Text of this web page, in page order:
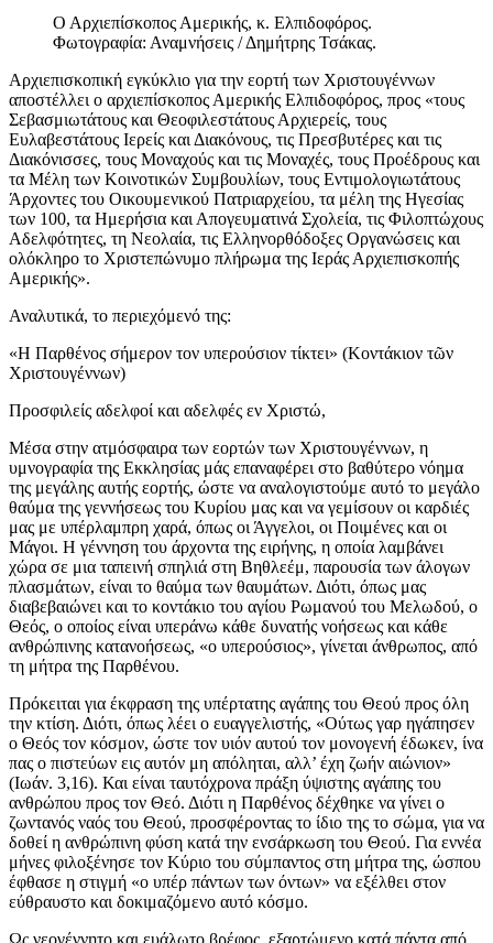
Ο Αρχιεπίσκοπος Αμερικής, κ. Ελπιδοφόρος.
Φωτογραφία: Αναμνήσεις / Δημήτρης Τσάκας.
Αρχιεπισκοπική εγκύκλιο για την εορτή των Χριστουγέννων
αποστέλλει ο αρχιεπίσκοπος Αμερικής Ελπιδοφόρος, προς «τους
Σεβασμιωτάτους και Θεοφιλεστάτους Αρχιερείς, τους
Ευλαβεστάτους Ιερείς και Διακόνους, τις Πρεσβυτέρες και τις
Διακόνισσες, τους Μοναχούς και τις Μοναχές, τους Προέδρους και
τα Μέλη των Κοινοτικών Συμβουλίων, τους Εντιμολογιωτάτους
Άρχοντες του Οικουμενικού Πατριαρχείου, τα μέλη της Ηγεσίας
των 100, τα Ημερήσια και Απογευματινά Σχολεία, τις Φιλοπτώχους
Αδελφότητες, τη Νεολαία, τις Ελληνορθόδοξες Οργανώσεις και
ολόκληρο το Χριστεπώνυμο πλήρωμα της Ιεράς Αρχιεπισκοπής
Αμερικής».
Αναλυτικά, το περιεχόμενό της:
«Η Παρθένος σήμερον τον υπερούσιον τίκτει» (Κοντάκιον τῶν
Χριστουγέννων)
Προσφιλείς αδελφοί και αδελφές εν Χριστώ,
Μέσα στην ατμόσφαιρα των εορτών των Χριστουγέννων, η
υμνογραφία της Εκκλησίας μάς επαναφέρει στο βαθύτερο νόημα
της μεγάλης αυτής εορτής, ώστε να αναλογιστούμε αυτό το μεγάλο
θαύμα της γεννήσεως του Κυρίου μας και να γεμίσουν οι καρδιές
μας με υπέρλαμπρη χαρά, όπως οι Άγγελοι, οι Ποιμένες και οι
Μάγοι. Η γέννηση του άρχοντα της ειρήνης, η οποία λαμβάνει
χώρα σε μια ταπεινή σπηλιά στη Βηθλεέμ, παρουσία των άλογων
πλασμάτων, είναι το θαύμα των θαυμάτων. Διότι, όπως μας
διαβεβαιώνει και το κοντάκιο του αγίου Ρωμανού του Μελωδού, ο
Θεός, ο οποίος είναι υπεράνω κάθε δυνατής νοήσεως και κάθε
ανθρώπινης κατανοήσεως, «ο υπερούσιος», γίνεται άνθρωπος, από
τη μήτρα της Παρθένου.
Πρόκειται για έκφραση της υπέρτατης αγάπης του Θεού προς όλη
την κτίση. Διότι, όπως λέει ο ευαγγελιστής, «Ούτως γαρ ηγάπησεν
ο Θεός τον κόσμον, ώστε τον υιόν αυτού τον μονογενή έδωκεν, ίνα
πας ο πιστεύων εις αυτόν μη απόληται, αλλ’ έχη ζωήν αιώνιον»
(Ιωάν. 3,16). Και είναι ταυτόχρονα πράξη ύψιστης αγάπης του
ανθρώπου προς τον Θεό. Διότι η Παρθένος δέχθηκε να γίνει ο
ζωντανός ναός του Θεού, προσφέροντας το ίδιο της το σώμα, για να
δοθεί η ανθρώπινη φύση κατά την ενσάρκωση του Θεού. Για εννέα
μήνες φιλοξένησε τον Κύριο του σύμπαντος στη μήτρα της, ώσπου
έφθασε η στιγμή «ο υπέρ πάντων των όντων» να εξέλθει στον
εύθραυστο και δοκιμαζόμενο αυτό κόσμο.
Ως νεογέννητο και ευάλωτο βρέφος, εξαρτώμενο κατά πάντα από